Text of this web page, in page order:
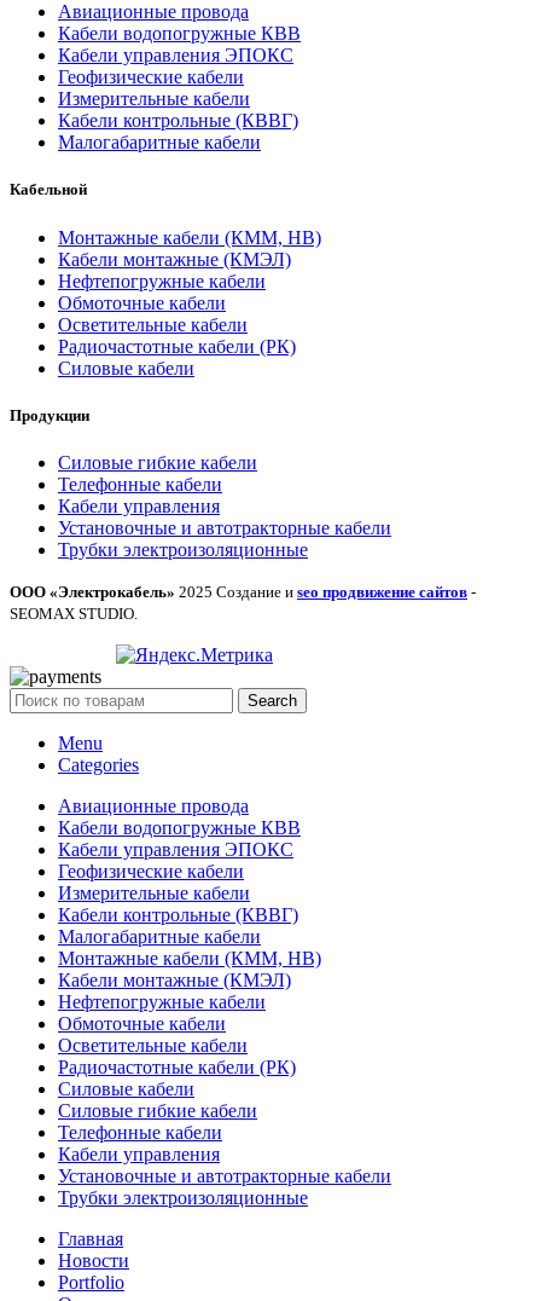
Авиационные провода
Кабели водопогружные КВВ
Кабели управления ЭПОКС
Геофизические кабели
Измерительные кабели
Кабели контрольные (КВВГ)
Малогабаритные кабели
Кабельной
Монтажные кабели (КММ, НВ)
Кабели монтажные (КМЭЛ)
Нефтепогружные кабели
Обмоточные кабели
Осветительные кабели
Радиочастотные кабели (РК)
Силовые кабели
Продукции
Силовые гибкие кабели
Телефонные кабели
Кабели управления
Установочные и автотракторные кабели
Трубки электроизоляционные
ООО «Электрокабель» 2025 Создание и seo продвижение сайтов -
SEOMAX STUDIO.
Search
Menu
Categories
Авиационные провода
Кабели водопогружные КВВ
Кабели управления ЭПОКС
Геофизические кабели
Измерительные кабели
Кабели контрольные (КВВГ)
Малогабаритные кабели
Монтажные кабели (КММ, НВ)
Кабели монтажные (КМЭЛ)
Нефтепогружные кабели
Обмоточные кабели
Осветительные кабели
Радиочастотные кабели (РК)
Силовые кабели
Силовые гибкие кабели
Телефонные кабели
Кабели управления
Установочные и автотракторные кабели
Трубки электроизоляционные
Главная
Новости
Portfolio